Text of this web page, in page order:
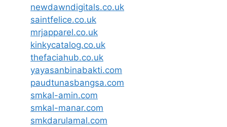
newdawndigitals.co.uk
saintfelice.co.uk
mrjapparel.co.uk
kinkycatalog.co.uk
thefaciahub.co.uk
yayasanbinabakti.com
paudtunasbangsa.com
smkal-amin.com
smkal-manar.com
smkdarulamal.com